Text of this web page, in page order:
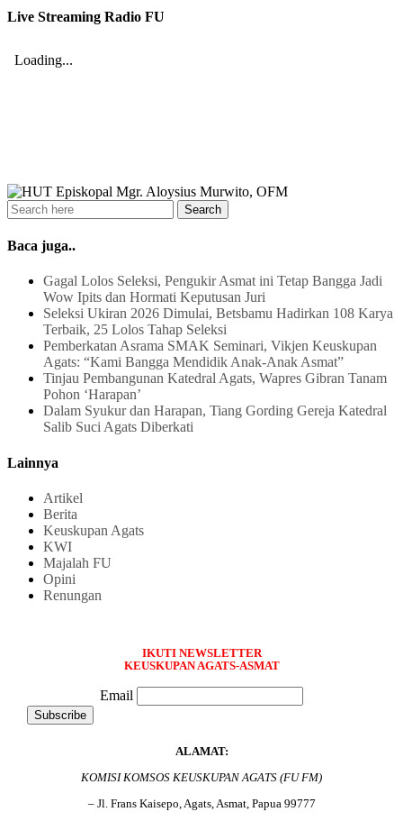
Live Streaming Radio FU
Baca juga..
Gagal Lolos Seleksi, Pengukir Asmat ini Tetap Bangga Jadi
Wow Ipits dan Hormati Keputusan Juri
Seleksi Ukiran 2026 Dimulai, Betsbamu Hadirkan 108 Karya
Terbaik, 25 Lolos Tahap Seleksi
Pemberkatan Asrama SMAK Seminari, Vikjen Keuskupan
Agats: “Kami Bangga Mendidik Anak-Anak Asmat”
Tinjau Pembangunan Katedral Agats, Wapres Gibran Tanam
Pohon ‘Harapan’
Dalam Syukur dan Harapan, Tiang Gording Gereja Katedral
Salib Suci Agats Diberkati
Lainnya
Artikel
Berita
Keuskupan Agats
KWI
Majalah FU
Opini
Renungan
IKUTI NEWSLETTER
KEUSKUPAN AGATS-ASMAT
Email
ALAMAT:
KOMISI KOMSOS KEUSKUPAN AGATS (FU FM)
– Jl. Frans Kaisepo, Agats, Asmat, Papua 99777